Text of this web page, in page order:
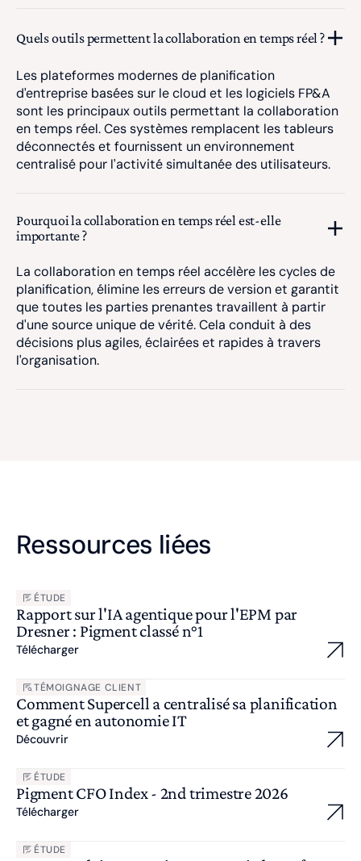
Quels outils permettent la collaboration en temps réel ?
Les plateformes modernes de planification
d'entreprise basées sur le cloud et les logiciels FP&A
sont les principaux outils permettant la collaboration
en temps réel. Ces systèmes remplacent les tableurs
déconnectés et fournissent un environnement
centralisé pour l'activité simultanée des utilisateurs.
Pourquoi la collaboration en temps réel est-elle
importante ?
La collaboration en temps réel accélère les cycles de
planification, élimine les erreurs de version et garantit
que toutes les parties prenantes travaillent à partir
d'une source unique de vérité. Cela conduit à des
décisions plus agiles, éclairées et rapides à travers
l'organisation.
Ressources liées
ÉTUDE
Rapport sur l'IA agentique pour l'EPM par
Dresner : Pigment classé n°1
Télécharger
TÉMOIGNAGE CLIENT
Comment Supercell a centralisé sa planification
et gagné en autonomie IT
Découvrir
ÉTUDE
Pigment CFO Index - 2nd trimestre 2026
Télécharger
ÉTUDE